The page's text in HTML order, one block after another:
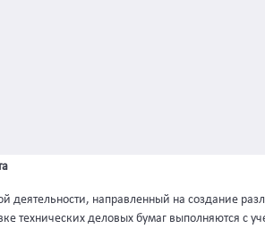
деятельности, направленный на создание
технических деловых бумаг выполняются с